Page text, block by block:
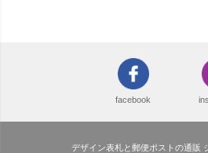
facebook
デザイン表札と郵便ポストの通販